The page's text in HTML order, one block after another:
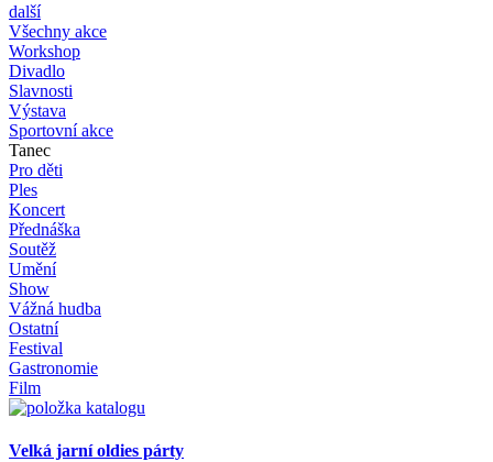
další
Všechny akce
Workshop
Divadlo
Slavnosti
Výstava
Sportovní akce
Tanec
Pro děti
Ples
Koncert
Přednáška
Soutěž
Umění
Show
Vážná hudba
Ostatní
Festival
Gastronomie
Film
Velká jarní oldies párty